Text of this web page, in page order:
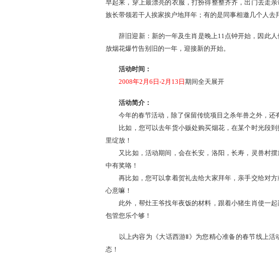
年夜饭：吃年夜饭，是春节家家户户最
心头的充实感真是难以言喻。人们既是享
大拜年：春节是个欢乐祥和的节日，也
早起来，穿上最漂亮的衣服，打扮得整整
族长带领若干人挨家挨户地拜年；有的是
辞旧迎新：新的一年及生肖是晚上11点钟
放烟花爆竹告别旧的一年，迎接新的开始。
活动时间：
今年的春节活动，除了保留传统项目之
里绽放！